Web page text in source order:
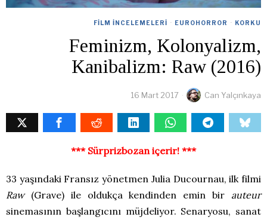
FILM İNCELEMELERI · EUROHORROR · KORKU
Feminizm, Kolonyalizm,
Kanibalizm: Raw (2016)
16 Mart 2017 Can Yalçınkaya
*** Sürprizbozan içerir! ***
33 yaşındaki Fransız yönetmen Julia Ducournau, ilk filmi
Raw(Grave) ile oldukça kendinden emin bir auteur
sinemasının başlangıcını müjdeliyor. Senaryosu, sanat